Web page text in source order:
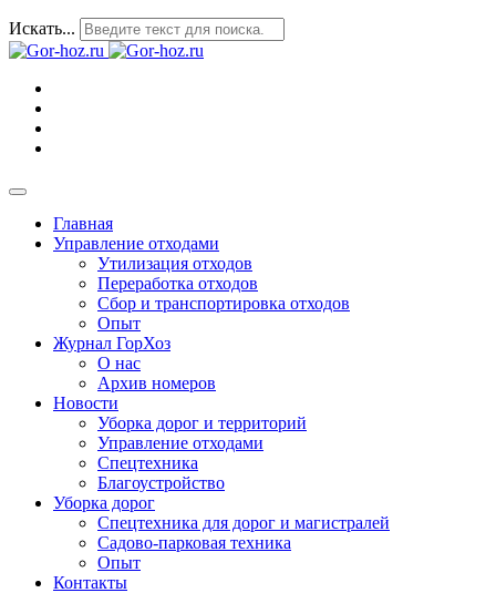
Искать...
Главная
Управление отходами
Утилизация отходов
Переработка отходов
Сбор и транспортировка отходов
Опыт
Журнал ГорХоз
О нас
Архив номеров
Новости
Уборка дорог и территорий
Управление отходами
Спецтехника
Благоустройство
Уборка дорог
Спецтехника для дорог и магистралей
Садово-парковая техника
Опыт
Контакты